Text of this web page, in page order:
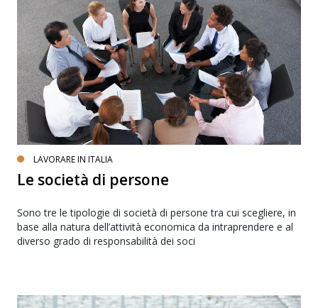
LAVORARE IN ITALIA
Le società di persone
Sono tre le tipologie di società di persone tra cui scegliere, in
base alla natura dell’attività economica da intraprendere e al
diverso grado di responsabilità dei soci